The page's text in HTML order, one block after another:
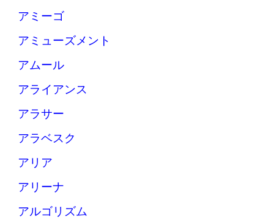
アミーゴ
アミューズメント
アムール
アライアンス
アラサー
アラベスク
アリア
アリーナ
アルゴリズム